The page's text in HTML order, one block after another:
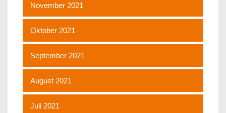
November 2021
Oktober 2021
September 2021
August 2021
Juli 2021